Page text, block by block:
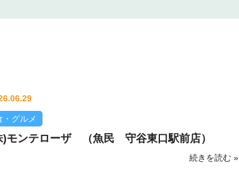
・グルメ
)モンテローザ （魚民 守谷東口駅前店）
続きを読む »